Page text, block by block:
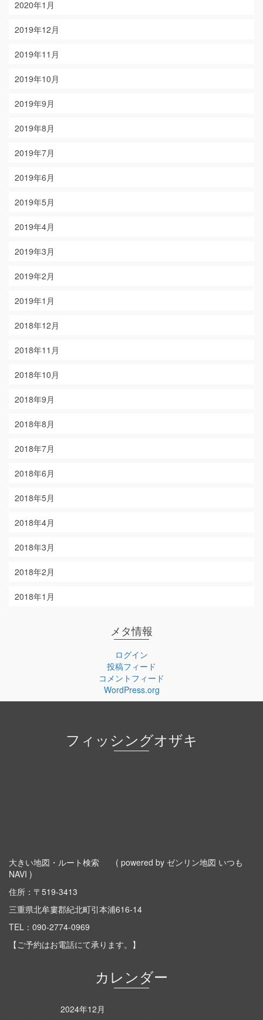
2020年1月
2019年12月
2019年11月
2019年10月
2019年9月
2019年8月
2019年7月
2019年6月
2019年5月
2019年4月
2019年3月
2019年2月
2019年1月
2018年12月
2018年11月
2018年10月
2018年9月
2018年8月
2018年7月
2018年6月
2018年5月
2018年4月
2018年3月
2018年2月
2018年1月
メタ情報
ログイン
投稿フィード
コメントフィード
WordPress.org
フィッシングオザキ
大きい地図・ルート検索
( powered by ゼンリン地図 いつも
NAVI )
住所：〒519-3413
三重県北牟婁郡紀北町引本浦616-14
TEL： 090-2774-0969
【ご予約はお電話にて承ります。】
カレンダー
2024年12月